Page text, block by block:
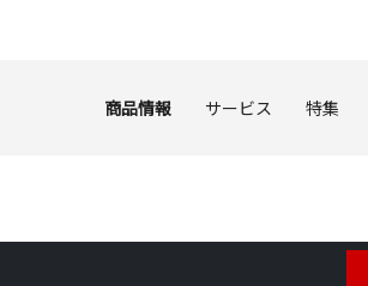
商品情報 サービス 特集